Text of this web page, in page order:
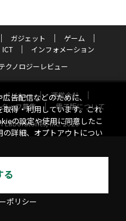
ガジェット
ゲーム
ICT
インフォメーション
クノロジーレビュー
ポリシー
運営会社
ッフ募集
電子版について
Laboratories, Inc. 2026
告配信などのために、
得・利用しています。これ
の設定や使用に同意したこ
の詳細、オプトアウトについ
る
ポリシー